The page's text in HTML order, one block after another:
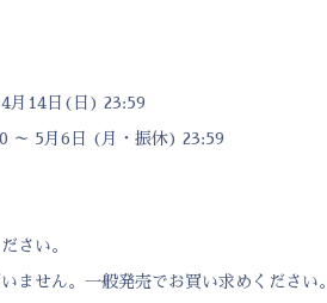
月14日(日) 23:59
～ 5月6日 (月・振休) 23:59
さい。
ません。一般発売でお買い求めください。